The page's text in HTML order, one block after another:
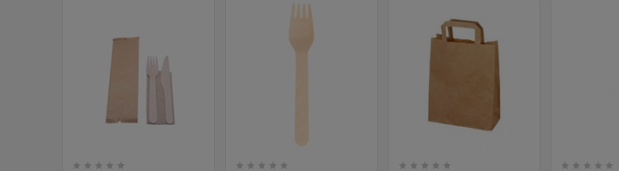
                   